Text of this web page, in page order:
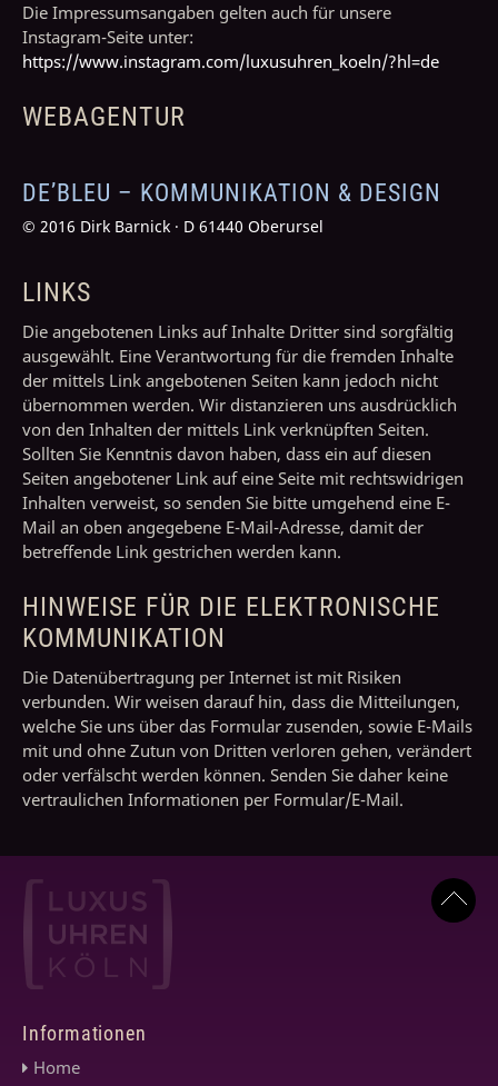
Die Impressumsangaben gelten auch für unsere
Instagram-Seite unter:
https://www.instagram.com/luxusuhren_koeln/?hl=de
WEBAGENTUR
DE’BLEU – KOMMUNIKATION & DESIGN
­© 2016 Dirk Barnick · D 61440 Oberursel
LINKS
Die angebotenen Links auf Inhalte Dritter sind sorgfältig
ausgewählt. Eine Verantwortung für die fremden Inhalte
der mittels Link angebotenen Seiten kann jedoch nicht
übernommen werden. Wir distanzieren uns ausdrücklich
von den Inhalten der mittels Link verknüpften Seiten.
Sollten Sie Kenntnis davon haben, dass ein auf diesen
Seiten angebotener Link auf eine Seite mit rechtswidrigen
Inhalten verweist, so senden Sie bitte umgehend eine E-
Mail an oben angegebene E-Mail-Adresse, damit der
betreffende Link gestrichen werden kann.
HINWEISE FÜR DIE ELEKTRONISCHE
KOMMUNIKATION
Die Datenübertragung per Internet ist mit Risiken
verbunden. Wir weisen darauf hin, dass die Mitteilungen,
welche Sie uns über das Formular zusenden, sowie E-Mails
mit und ohne Zutun von Dritten verloren gehen, verändert
oder verfälscht werden können. Senden Sie daher keine
vertraulichen Informationen per Formular/E-Mail.
Informationen
Home